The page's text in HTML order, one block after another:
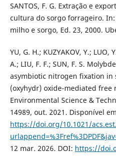
SANTOS, F. G. Extração e
cultura do sorgo forrageiro.
milho e sorgo, Ed. 23, 2000.
YU, G. H.; KUZYAKOV, Y.; LUO,
A.; LIU, F. F.; SUN, F. S.
asymbiotic nitrogen fixation in
(oxyhydr) oxide-mediated free
Environmental Science &
14989, out. 2021. Disponível
https://doi.org/10.1021/
12 mar. 2026. DOI: https://